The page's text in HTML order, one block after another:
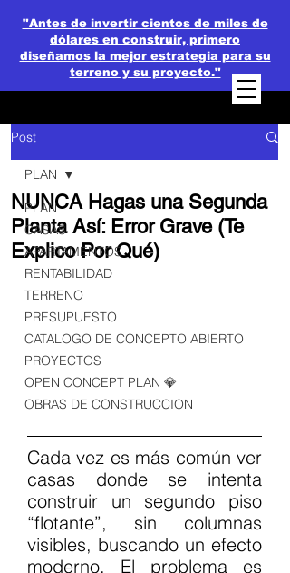
"Antes de invertir cientos de miles de
dólares en construir, primero
diseñamos la mejor estrategia para su
terreno y su proyecto."
Post
PLAN
CASAS
APARTAMENTOS
RENTABILIDAD
TERRENO
PRESUPUESTO
CATALOGO DE CONCEPTO ABIERTO
PROYECTOS
OPEN CONCEPT PLAN 💎
OBRAS DE CONSTRUCCION
PLAN
NUNCA Hagas una Segunda
Planta Así: Error Grave (Te
Explico Por Qué)
Cada vez es más común ver
casas donde se intenta
construir un segundo piso
“flotante”, sin columnas
visibles, buscando un efecto
moderno. El problema es